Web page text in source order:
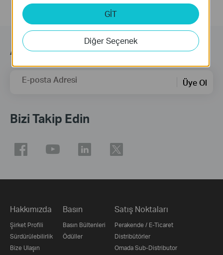
Abonelik
E-posta Adresi Üye Ol
Bizi Takip Edin
Hakkımızda
Şirket Profili
Sürdürülebilirlik
Bize Ulaşın
Basın
Basın Bültenleri
Ödüller
Satış Noktaları
Perakende / E-Ticaret
Distribütörler
Omada Sub-Distributor
GİT
Diğer Seçenek